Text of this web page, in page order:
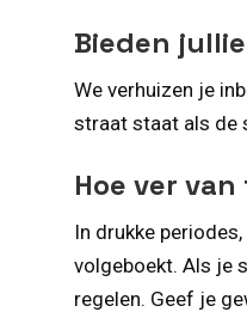
Bieden
We verhuizen je
straat staat als de
Hoe ver
In drukke
volgeboekt. Als je
regelen. Geef je